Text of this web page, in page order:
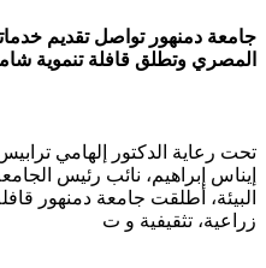
جامعة دمنهور تواصل تقديم
المصري وتطلق قافلة تنموية
تحت رعاية الدكتور إلهامي
إيناس إبراهيم، نائب رئيس
البيئة، أطلقت جامعة دمنهور
زراعية، تثقيفية و ت